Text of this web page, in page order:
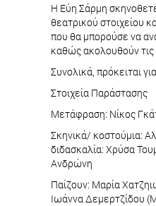
Η Εύη Σάρμη
θεατρικού στοιχείου
που θα μπορούσε να
καθώς ακολουθούν
Συνολικά, πρόκειται
Στοιχεία Παράστασης
Μετάφραση: Νίκος
Σκηνικά/ κοστούμια:
διδασκαλία: Χρύσα
Ανδρώνη
Παίζουν: Μαρία
Ιωάννα Δεμερτζίδου